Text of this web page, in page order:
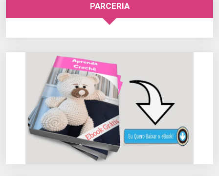
PARCERIA